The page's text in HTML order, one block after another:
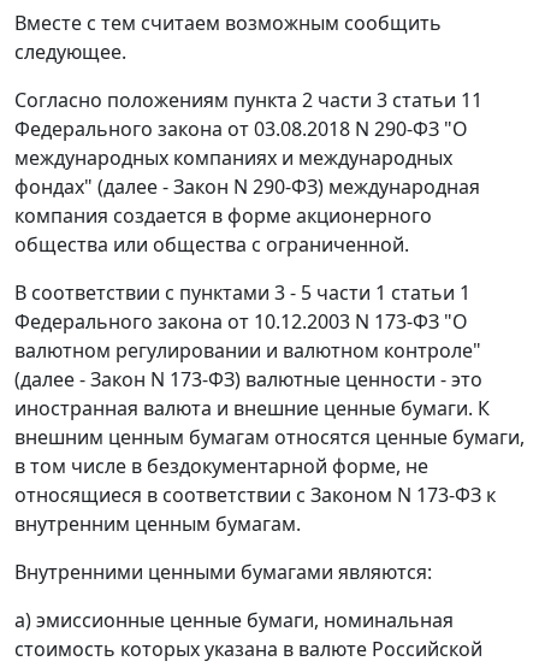
Вместе с тем считаем возможным сообщить
следующее.
Согласно положениям пункта 2 части 3 статьи 11
Федерального закона от 03.08.2018 N 290-ФЗ "О
международных компаниях и международных
фондах" (далее - Закон N 290-ФЗ) международная
компания создается в форме акционерного
общества или общества с ограниченной.
В соответствии с пунктами 3 - 5 части 1 статьи 1
Федерального закона от 10.12.2003 N 173-ФЗ "О
валютном регулировании и валютном контроле"
(далее - Закон N 173-ФЗ) валютные ценности - это
иностранная валюта и внешние ценные бумаги. К
внешним ценным бумагам относятся ценные бумаги,
в том числе в бездокументарной форме, не
относящиеся в соответствии с Законом N 173-ФЗ к
внутренним ценным бумагам.
Внутренними ценными бумагами являются:
а) эмиссионные ценные бумаги, номинальная
стоимость которых указана в валюте Российской